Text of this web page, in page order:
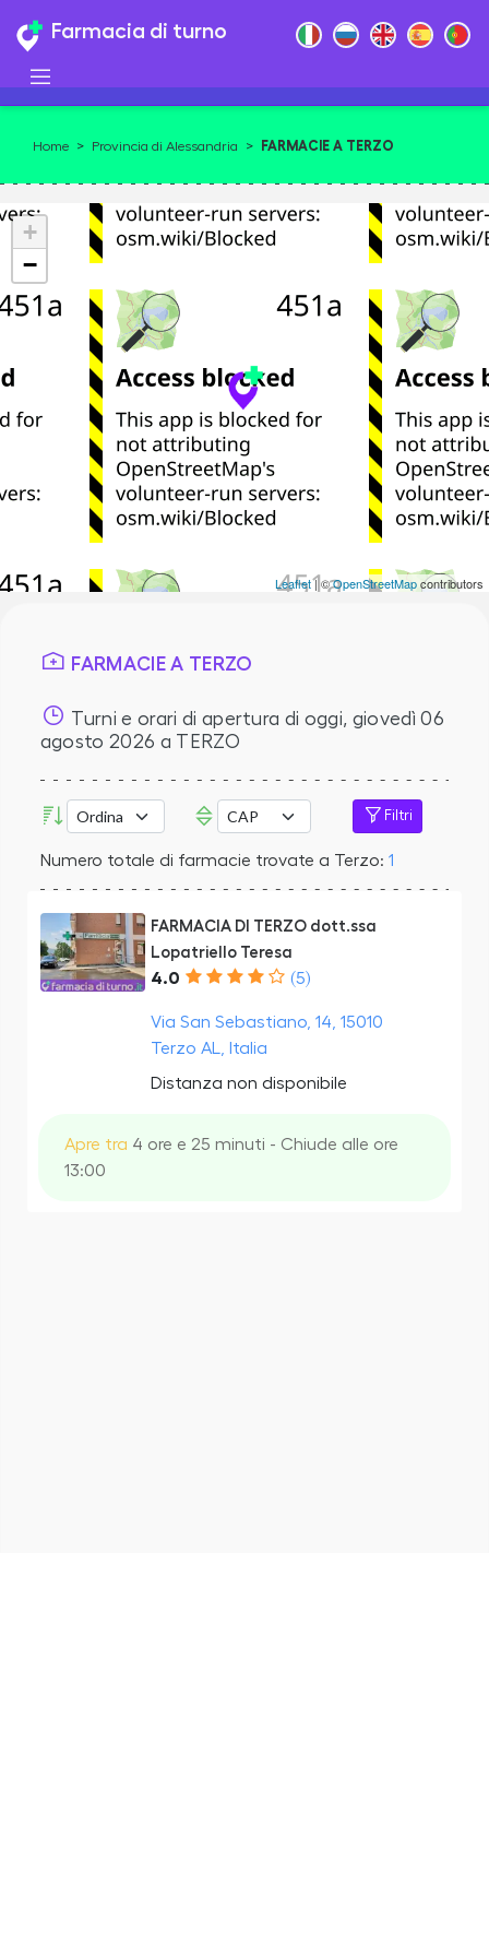
Farmacia di turno
Home > Provincia di Alessandria > FARMACIE A TERZO
+
−
Leaflet| ©OpenStreetMapcontributors
FARMACIE A TERZO
Turni e orari di apertura di oggi, giovedì 06
agosto 2026 a TERZO
Filtri
Numero totale di farmacie trovate a Terzo: 1
FARMACIA DI TERZO dott.ssa
Lopatriello Teresa
4.0 (5)
Via San Sebastiano, 14, 15010
Terzo AL, Italia
Distanza non disponibile
Apre tra 4 ore e 25 minuti - Chiude alle ore
13:00